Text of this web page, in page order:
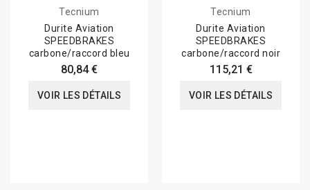
Tecnium
Durite Aviation
SPEEDBRAKES
carbone/raccord bleu
80,84 €
VOIR LES DÉTAILS
Tecnium
Durite Aviation
SPEEDBRAKES
carbone/raccord noir
115,21 €
VOIR LES DÉTAILS